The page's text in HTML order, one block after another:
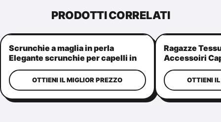
PRODOTTI CORRELATI
Scrunchie a maglia in perla ️
Elegante scrunchie per capelli in
tessuto per donne
OTTIENI IL MIGLIOR PREZZO
Ragazze
Accessoiri
Perle
OTTIENI